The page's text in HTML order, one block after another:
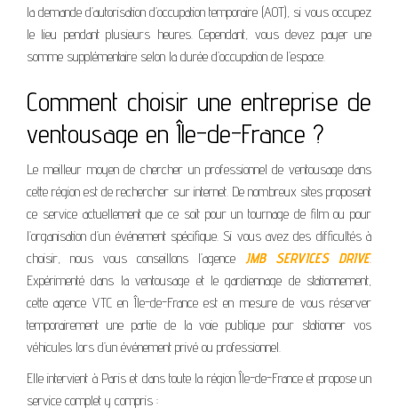
la demande d’autorisation d’occupation temporaire (AOT), si vous occupez
le lieu pendant plusieurs heures. Cependant, vous devez payer une
somme supplémentaire selon la durée d’occupation de l’espace.
Comment choisir une entreprise de
ventousage en Île-de-France ?
Le meilleur moyen de chercher un professionnel de ventousage dans
cette région est de rechercher sur internet. De nombreux sites proposent
ce service actuellement que ce soit pour un tournage de film ou pour
l’organisation d’un événement spécifique. Si vous avez des difficultés à
choisir, nous vous conseillons l’agence JMB SERVICES DRIVE.
Expérimenté dans la ventousage et le gardiennage de stationnement,
cette agence VTC en Île-de-France est en mesure de vous réserver
temporairement une partie de la voie publique pour stationner vos
véhicules lors d’un événement privé ou professionnel.
Elle intervient à Paris et dans toute la région Île-de-France et propose un
service complet y compris :